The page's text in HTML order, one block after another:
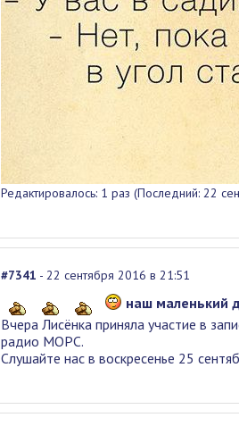
Редактировалось: 1 раз (Последний: 22
#7341 - 22 сентября 2016 в 21:51
наш маленький
Вчера Лисёнка приняла участие в
радио МОРС.
Слушайте нас в воскресенье 25